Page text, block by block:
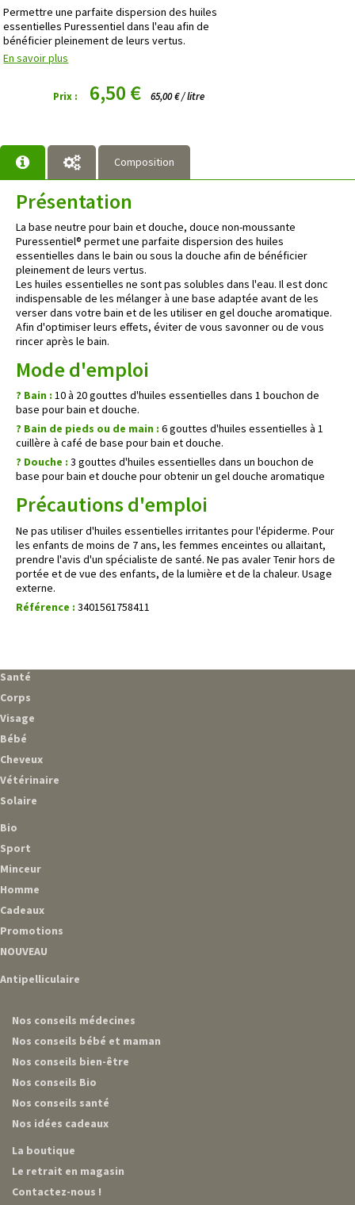
Permettre une parfaite dispersion des huiles
essentielles Puressentiel dans l'eau afin de
bénéficier pleinement de leurs vertus.
En savoir plus
Prix : 6,50 € 65,00 € / litre
Composition
Présentation
La base neutre pour bain et douche, douce non-moussante
Puressentiel® permet une parfaite dispersion des huiles
essentielles dans le bain ou sous la douche afin de bénéficier
pleinement de leurs vertus.
Les huiles essentielles ne sont pas solubles dans l'eau. Il est donc
indispensable de les mélanger à une base adaptée avant de les
verser dans votre bain et de les utiliser en gel douche aromatique.
Afin d'optimiser leurs effets, éviter de vous savonner ou de vous
rincer après le bain.
Mode d'emploi
? Bain : 10 à 20 gouttes d'huiles essentielles dans 1 bouchon de
base pour bain et douche.
? Bain de pieds ou de main : 6 gouttes d'huiles essentielles à 1
cuillère à café de base pour bain et douche.
? Douche : 3 gouttes d'huiles essentielles dans un bouchon de
base pour bain et douche pour obtenir un gel douche aromatique
Précautions d'emploi
Ne pas utiliser d'huiles essentielles irritantes pour l'épiderme. Pour
les enfants de moins de 7 ans, les femmes enceintes ou allaitant,
prendre l'avis d'un spécialiste de santé. Ne pas avaler Tenir hors de
portée et de vue des enfants, de la lumière et de la chaleur. Usage
externe.
Référence : 3401561758411
Santé
Corps
Visage
Bébé
Cheveux
Vétérinaire
Solaire
Bio
Sport
Minceur
Homme
Cadeaux
Promotions
NOUVEAU
Antipelliculaire
Nos conseils médecines
Nos conseils bébé et maman
Nos conseils bien-être
Nos conseils Bio
Nos conseils santé
Nos idées cadeaux
La boutique
Le retrait en magasin
Contactez-nous !